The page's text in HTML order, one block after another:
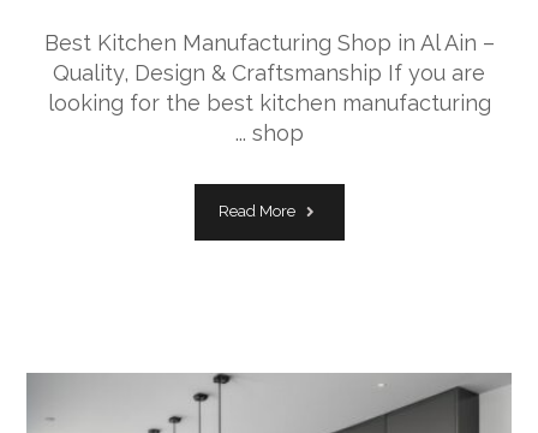
Best Kitchen Manufacturing Shop in Al Ain –
Quality, Design & Craftsmanship If you are
looking for the best kitchen manufacturing
shop ...
Read More